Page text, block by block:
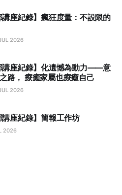
講座紀錄】瘋狂度量：不設限的
2026
講座紀錄】化遺憾為動力——意
路， 療癒家屬也療癒自己
2026
講座紀錄】簡報工作坊
2026